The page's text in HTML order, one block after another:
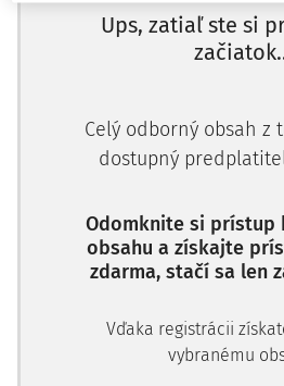
Pro doktrínu je pak numinózní
proferentem a jeho specifická
výkladových pravidel,
máme řadit do katalogu
či zda jej brát jako speciální
nebo výkladovou metodu.
Diskutuje se také aplikační
proferentem, zejména jeho
text zachycením individuální
podmínkách. Byť se v tomto
dílčí otázku tohoto způsobu
Ups, zatiaľ ste si
Celý odborný obsah z
dostupný
Odomknite si prístup
obsahu a získajte
zdarma, stačí sa len
Vďaka registrácii
vybranému